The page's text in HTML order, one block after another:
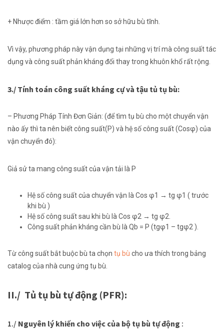
+ Nhược điểm : tầm giá lớn hơn so sở hữu bù tĩnh.
Vì vậy, phương pháp nàyvận dụng tại những vị trí mà công suất tác
dụng và công suất phản kháng đổi thaytrong khuôn khổrấtrộng.
3./ Tính toán công suất kháng cựvà tậu tủ tụ bù:
– Phương Pháp Tính Đơn Giản: (đểtìm tụ bù cho mộtchuyển vận
nào ấythì ta nên biết công suất(P) và hệ số công suất (Cosφ) của
vận chuyển đó):
Giả sử ta mang công suất của vận tải là P
Hệ số công suất của chuyển vận là Cos φ1 → tg φ1 ( trước
khi bù )
Hệ số công suất sau khi bù là Cos φ2 → tg φ2.
Công suấtphản kháng cần bù là Qb = P (tgφ1 – tgφ2 ).
Từ công suất bắt buộc bù ta chọn tụ bù cho ưa thích trong bảng
catalog của nhà cung ứng tụ bù.
II./ Tủ tụ bù tự động (PFR):
1./ Nguyên lý khiến cho việc của bộ tụ bù tự động :